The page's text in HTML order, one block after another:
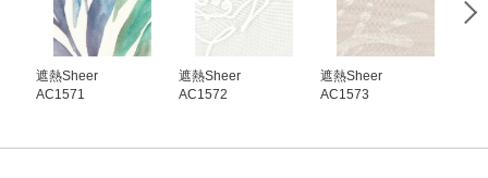
遮熱Sheer
AC1571
遮熱Sheer
AC1572
遮熱Sheer
AC1573